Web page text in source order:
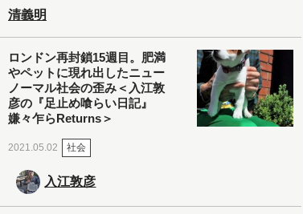
清義明
ロンドン再封鎖15週目。肥満
やペットに現れ出したニュー
ノーマル社会の歪み＜入江敦
彦の『足止め喰らい日記』
嫌々乍らReturns＞
2021.05.02 社会
入江敦彦